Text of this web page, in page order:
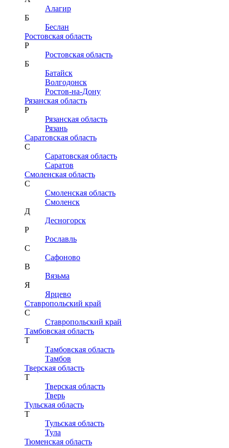
Алагир
Б
Беслан
Ростовская область
Р
Ростовская область
Б
Батайск
Волгодонск
Ростов-на-Дону
Рязанская область
Р
Рязанская область
Рязань
Саратовская область
С
Саратовская область
Саратов
Смоленская область
С
Смоленская область
Смоленск
Д
Десногорск
Р
Рославль
С
Сафоново
В
Вязьма
Я
Ярцево
Ставропольский край
С
Ставропольский край
Тамбовская область
Т
Тамбовская область
Тамбов
Тверская область
Т
Тверская область
Тверь
Тульская область
Т
Тульская область
Тула
Тюменская область